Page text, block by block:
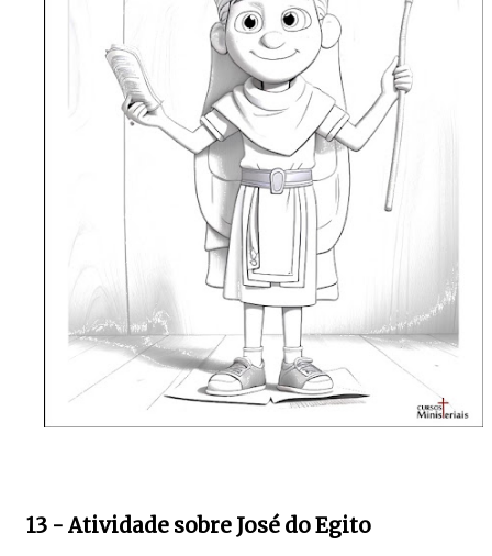
13 - Atividade sobre José do Egito